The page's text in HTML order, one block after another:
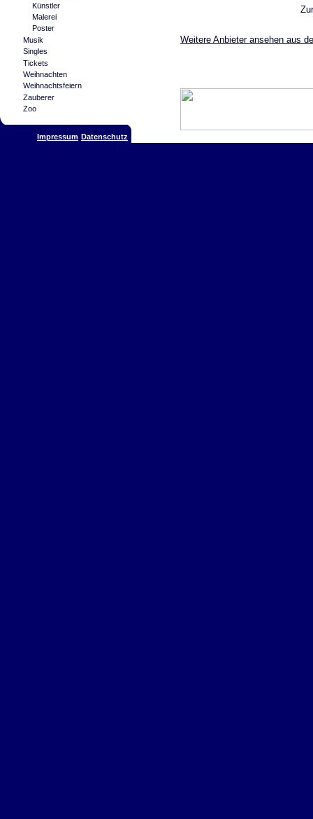
Künstler
Malerei
Poster
Musik
Singles
Tickets
Weihnachten
Weihnachtsfeiern
Zauberer
Zoo
Impressum Datenschutz
Weitere Anbieter ansehen aus